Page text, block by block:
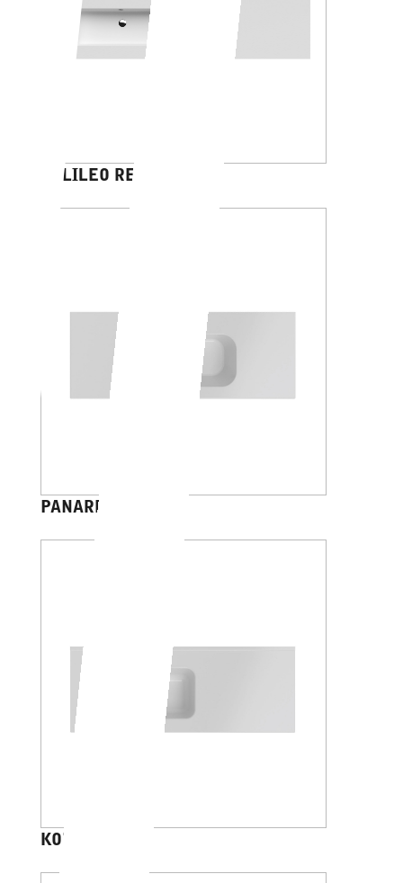
GALILEO RETTANGOLO
PANAREA 45
KONA